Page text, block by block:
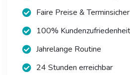
Faire Preise & Terminsicher
100% Kundenzufriedenheit
Jahrelange Routine
24 Stunden erreichbar